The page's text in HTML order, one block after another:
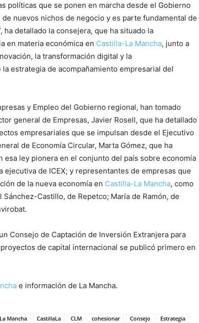
políticas que se ponen en marcha desde el Gobierno
nuevos nichos de negocio y es parte fundamental de
ha detallado la consejera, que ha situado la
en materia económica en Castilla-La Mancha, junto a
la transformación digital y la
estrategia de acompañamiento empresarial del
y Empleo del Gobierno regional, han tomado
general de Empresas, Javier Rosell, que ha detallado
empresariales que se impulsan desde el Ejecutivo
de Economía Circular, Marta Gómez, que ha
ley pionera en el conjunto del país sobre economía
de ICEX; y representantes de empresas que
de la nueva economía en Castilla-La Mancha, como
Castillo, de Repetco; María de Ramón, de
Consejo de Captación de Inversión Extranjera para
de capital internacional se publicó primero en
e información de La Mancha.
Mancha CastillaLa CLM cohesionar Consejo
Estrategia